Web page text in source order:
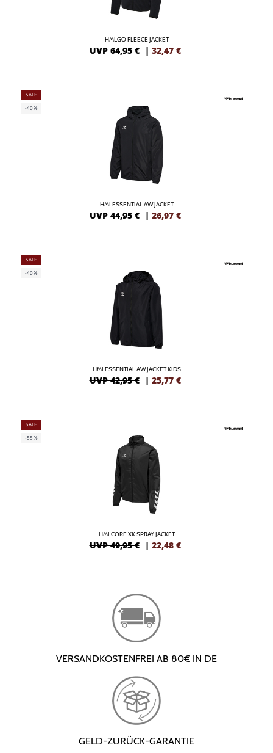
HMLGO FLEECE JACKET
UVP 64,95 € | 32,47 €
SALE
-40%
HMLESSENTIAL AW JACKET
UVP 44,95 € | 26,97 €
SALE
-40%
HMLESSENTIAL AW JACKET KIDS
UVP 42,95 € | 25,77 €
SALE
-55%
HMLCORE XK SPRAY JACKET
UVP 49,95 € | 22,48 €
VERSANDKOSTENFREI AB 80€ IN DE
GELD-ZURÜCK-GARANTIE